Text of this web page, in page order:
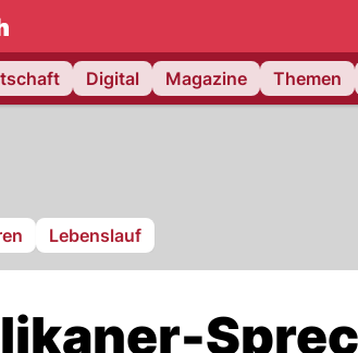
Digital Magazine Themen
Lebenslauf